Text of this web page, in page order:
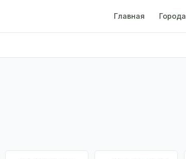
Главная Города